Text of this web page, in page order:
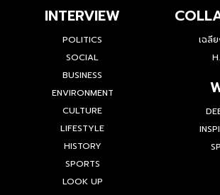
INTERVIEW
POLITICS
SOCIAL
BUSINESS
ENVIRONMENT
CULTURE
LIFESTYLE
HISTORY
SPORTS
LOOK UP
เฉลี